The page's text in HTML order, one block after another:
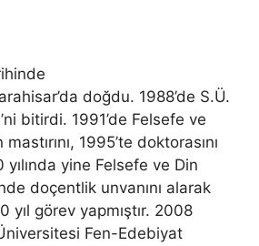
doğdu. 1988’de S.Ü.
bitirdi. 1991’de Felsefe ve
1995’te doktorasını
yine Felsefe ve Din
doçentlik unvanını alarak
yıl görev yapmıştır. 2008
Fen-Edebiyat